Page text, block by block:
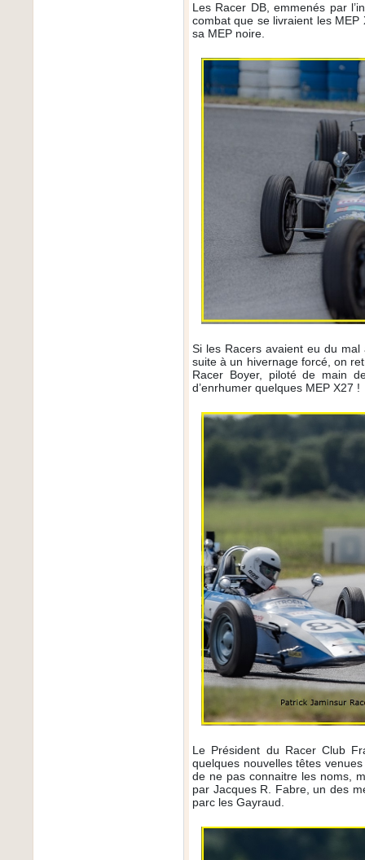
Les Racer DB, emmenés par
combat que se livraient les
sa MEP noire.
Si les Racers avaient eu du
suite à un hivernage forcé, on
Racer Boyer, piloté de main
d’enrhumer quelques MEP X27 !
Le Président du Racer Club
quelques nouvelles têtes
de ne pas connaitre les noms,
par Jacques R. Fabre, un des
parc les Gayraud.